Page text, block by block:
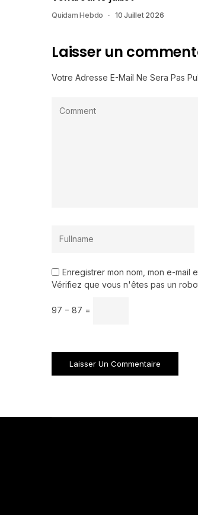
Quidam Hebdo 10 Juillet 2026
Laisser un
Votre Adresse E-Mail Ne Sera Pas
Enregistrer mon nom, mon e-mail
Vérifiez que vous n'êtes pas un
97 − 87 =